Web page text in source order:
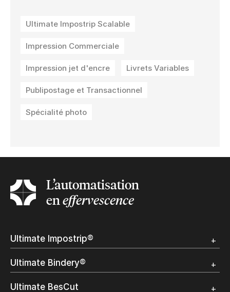
Ultimate Impostrip Scalable
Impression Commerciale
Impression jet d'encre Livrets Variables
Publipostage et Transactionnel
Spécialité photo
L’automatisation
eneffervescence
Ultimate Impostrip®
Démo
Ultimate Bindery®
Ultimate BesCut